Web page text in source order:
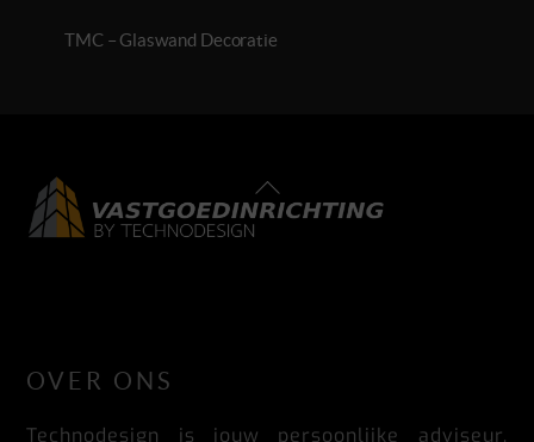
TMC – Glaswand Decoratie
Back
To
OVER ONS
Technodesign is jouw persoonlijke adviseur,